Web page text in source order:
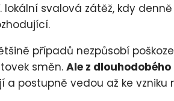
svalová zátěž, kdy
případů nezpůsobí
směn. Ale z
a postupně vedou až ke vzniku